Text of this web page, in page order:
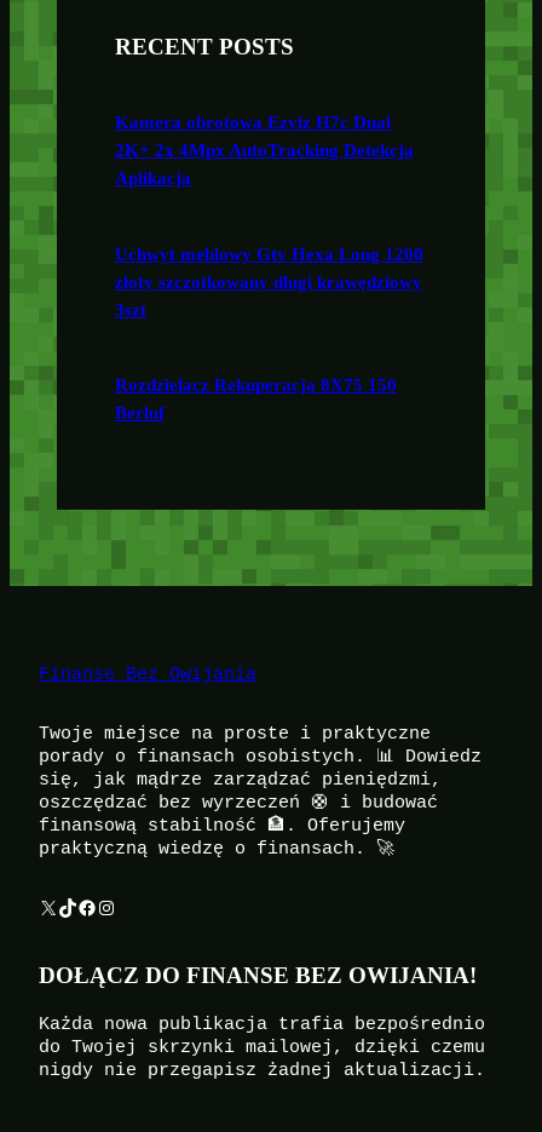
RECENT POSTS
Kamera obrotowa Ezviz H7c Dual
2K+ 2x 4Mpx AutoTracking Detekcja
Aplikacja
Uchwyt meblowy Gtv Hexa Long 1200
złoty szczotkowany długi krawędziowy
3szt
Rozdzielacz Rekuperacja 8X75 150
Berluf
Finanse Bez Owijania
Twoje miejsce na proste i praktyczne
porady o finansach osobistych. 📊 Dowiedz
się, jak mądrze zarządzać pieniędzmi,
oszczędzać bez wyrzeczeń 🛟 i budować
finansową stabilność 🏦. Oferujemy
praktyczną wiedzę o finansach. 🚀
X TikTok Facebook Instagram
DOŁĄCZ DO FINANSE BEZ OWIJANIA!
Każda nowa publikacja trafia bezpośrednio
do Twojej skrzynki mailowej, dzięki czemu
nigdy nie przegapisz żadnej aktualizacji.